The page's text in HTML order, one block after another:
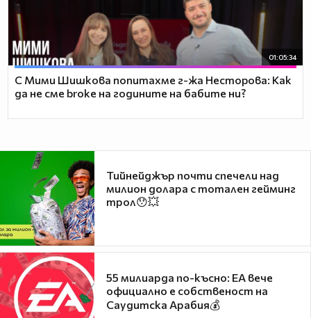
01:05:34
С Мими Шишкова попитахме г-жа Несторова: Как
да не сме broke на годините на бабите ни?
Тийнейджър почти спечели над
милион долара с тотален гейминг
трол😯💥
55 милиарда по-късно: EA вече
официално е собственост на
Саудитска Арабия💰